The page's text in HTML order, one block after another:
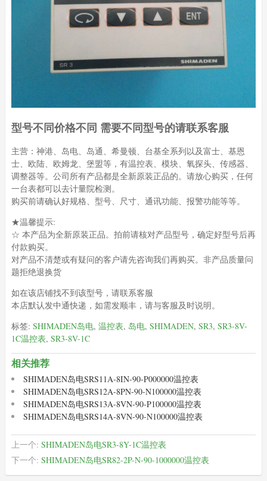
型号不同价格不同 需要不同型号的请联系客服
主营：神港、岛电、岛通、希曼顿、台基全系列以及富士、基恩
士、欧陆、欧姆龙、堡盟等，有温控表、模块、氧探头、传感器、
调整器等。公司所有产品都是全新原装正品的。请放心购买，任何
一台表都可以去计量院检测。
购买前请确认好规格、型号、尺寸、通讯功能、报警功能等等。
★温馨提示:
☆ 本产品为全新原装正品。拍前请核对产品型号，确定好型号后再
付款购买。
对产品不清楚或有疑问的客户请先咨询我们再购买。非产品质量问
题拒绝退换货
如在该店铺找不到该型号，请联系客服
本店默认发中通快递，如需发顺丰，请与客服及时说明。
标签: SHIMADEN岛电, 温控表, 岛电, SHIMADEN, SR3, SR3-8V-
1C温控表, SR3-8V-1C
相关推荐
SHIMADEN岛电SRS11A-8IN-90-P000000温控表
SHIMADEN岛电SRS12A-8PN-90-N100000温控表
SHIMADEN岛电SRS13A-8VN-90-P100000温控表
SHIMADEN岛电SRS14A-8VN-90-N100000温控表
上一个: SHIMADEN岛电SR3-8Y-1C温控表
下一个: SHIMADEN岛电SR82-2P-N-90-1000000温控表